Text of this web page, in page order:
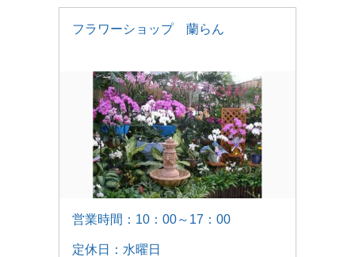
フラワーショップ 蘭らん
営業時間：10：00～17：00
定休日：水曜日